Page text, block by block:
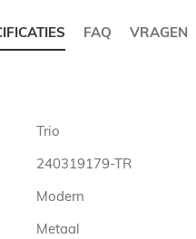
FAQ VRAGEN
Trio
240319179-TR
Modern
Metaal